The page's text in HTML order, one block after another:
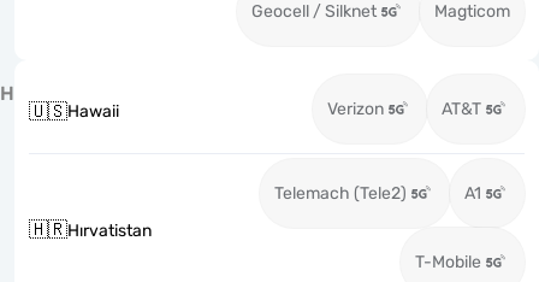
Geocell / Silknet Magticom
H
🇺🇸Hawaii Verizon AT&T
🇭🇷Hırvatistan
Telemach (Tele2) A1
T-Mobile